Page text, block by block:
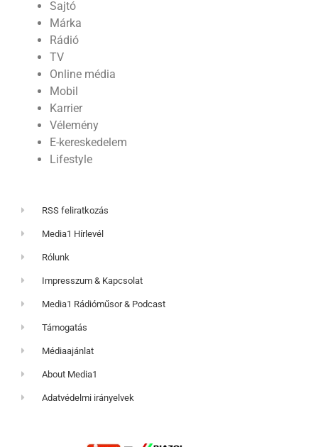
Sajtó
Márka
Rádió
TV
Online média
Mobil
Karrier
Vélemény
E-kereskedelem
Lifestyle
RSS feliratkozás
Media1 Hírlevél
Rólunk
Impresszum & Kapcsolat
Media1 Rádióműsor & Podcast
Támogatás
Médiaajánlat
About Media1
Adatvédelmi irányelvek